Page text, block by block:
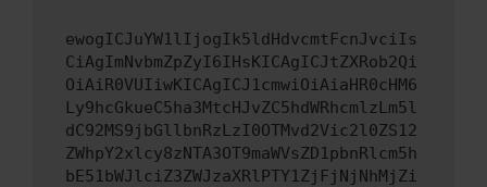
ewogICJuYW1lIjogIk5ldHdvcmtFcnJvciIs
CiAgImNvbmZpZyI6IHsKICAgICJtZXRob2Qi
OiAiR0VUIiwKICAgICJ1cmwiOiAiaHR0cHM6
Ly9hcGkueC5ha3MtcHJvZC5hdWRhcmlzLm5l
dC92MS9jbGllbnRzLzI0OTMvd2Vic2l0ZS12
ZWhpY2xlcy8zNTA3OT9maWVsZD1pbnRlcm5h
bE51bWJlciZ3ZWJzaXRlPTY1ZjFjNjNhMjZi